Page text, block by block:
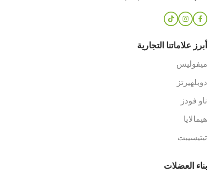
أبرز علاماتنا التجارية
ميفوليس
دوبلهيرتز
ناو فودز
هيمالايا
تيتيسيبت
بناء العضلات